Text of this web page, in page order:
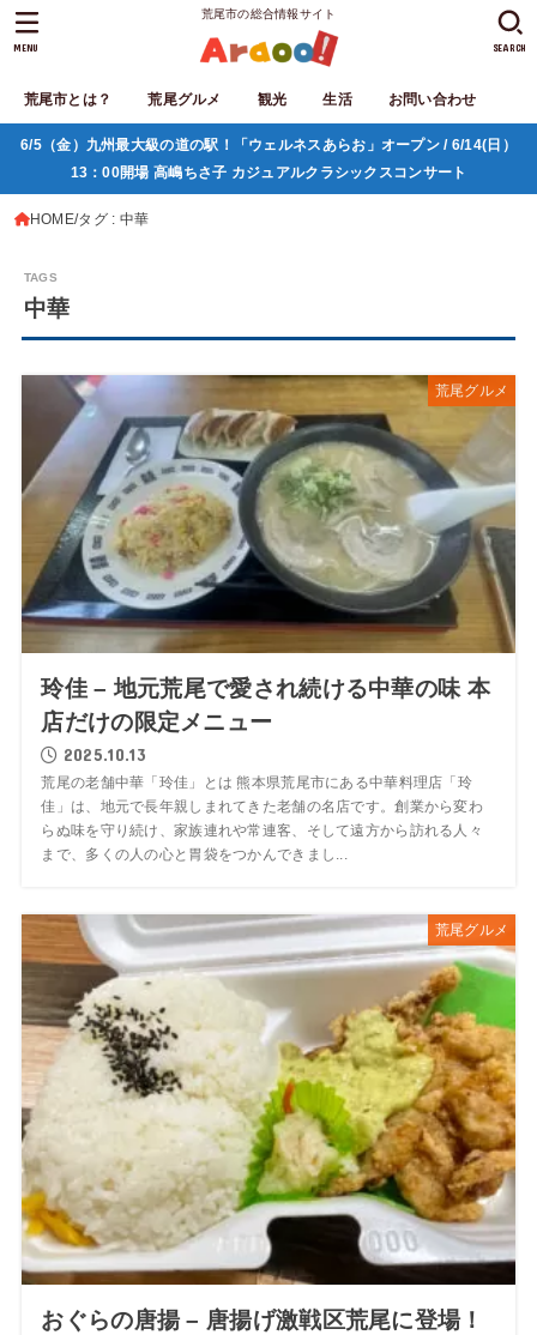
荒尾市の総合情報サイト
荒尾市とは？ 荒尾グルメ 観光 生活 お問い合わせ
SEARCH
MENU
6/5（金）九州最大級の道の駅！「ウェルネスあらお」オープン / 6/14(日）
13：00開場 高嶋ちさ子 カジュアルクラシックスコンサート
HOME タグ : 中華
中華
荒尾グルメ
玲佳 – 地元荒尾で愛され続ける中華の味 本
店だけの限定メニュー
2025.10.13
荒尾の老舗中華「玲佳」とは 熊本県荒尾市にある中華料理店「玲
佳」は、地元で長年親しまれてきた老舗の名店です。創業から変わ
らぬ味を守り続け、家族連れや常連客、そして遠方から訪れる人々
まで、多くの人の心と胃袋をつかんできまし...
荒尾グルメ
おぐらの唐揚 – 唐揚げ激戦区荒尾に登場！